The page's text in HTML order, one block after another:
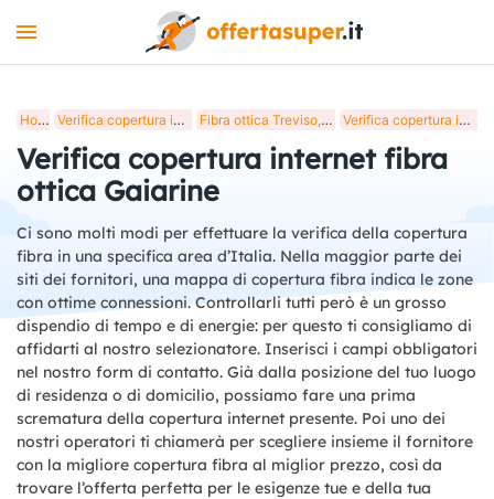
MOBILE
LUCE E GAS
STREAMING
STRUMENTI +
BLOG
Home Verifica copertura internet fibra ottica in Italia Fibra ottica Treviso, verifica copertura internet Verifica copertura internet fibra ottica Gaiarine
Verifica copertura internet fibra
ottica Gaiarine
Ci sono molti modi per effettuare la verifica della copertura
fibra in una specifica area d’Italia. Nella maggior parte dei
siti dei fornitori, una mappa di copertura fibra indica le zone
con ottime connessioni. Controllarli tutti però è un grosso
dispendio di tempo e di energie: per questo ti consigliamo di
affidarti al nostro selezionatore. Inserisci i campi obbligatori
nel nostro form di contatto. Già dalla posizione del tuo luogo
di residenza o di domicilio, possiamo fare una prima
scrematura della copertura internet presente. Poi uno dei
nostri operatori ti chiamerà per scegliere insieme il fornitore
con la migliore copertura fibra al miglior prezzo, così da
trovare l’offerta perfetta per le esigenze tue e della tua